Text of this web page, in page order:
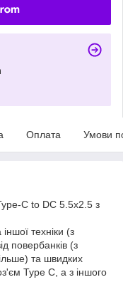
Оплата Умови
C to DC 5.5х2.5 з
техніки (з
повербанків (з
та швидких
Type C, а з іншого